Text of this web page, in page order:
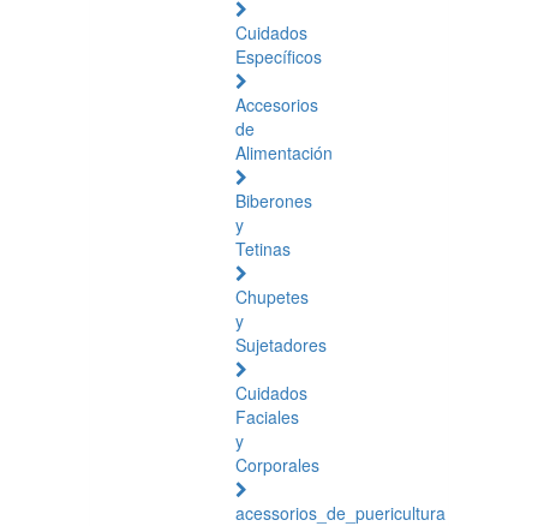
Cuidados
Específicos
Accesorios
de
Alimentación
Biberones
y
Tetinas
Chupetes
y
Sujetadores
Cuidados
Faciales
y
Corporales
acessorios_de_puericultura